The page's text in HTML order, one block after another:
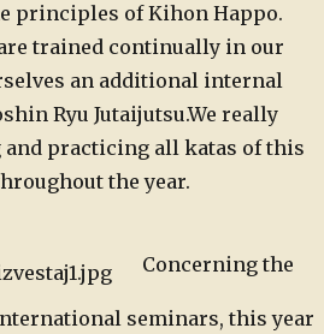
principles of Kihon Happo.
trained continually in our
an additional internal
Ryu Jutaijutsu.We really
and practicing all katas of this
the year.
Concerning the
seminars, this year